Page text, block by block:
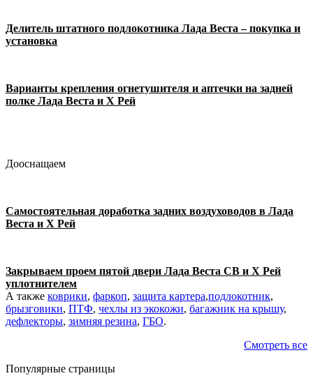
Делитель штатного подлокотника Лада Веста – покупка и
установка
Варианты крепления огнетушителя и аптечки на задней
полке Лада Веста и Х Рей
Дооснащаем
Самостоятельная доработка задних воздуховодов в Лада
Веста и Х Рей
Закрываем проем пятой двери Лада Веста СВ и Х Рей
уплотнителем
А также коврики, фаркоп, защита картера,подлокотник,
брызговики, ПТФ, чехлы из экокожи, багажник на крышу,
дефлекторы, зимняя резина, ГБО.
Смотреть все
Популярные страницы